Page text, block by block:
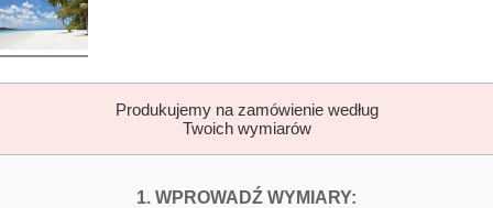
Produkujemy na zamówienie według
Twoich wymiarów
1. WPROWADŹ WYMIARY: